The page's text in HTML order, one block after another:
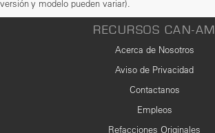
versión y modelo pueden variar).
RECURSOS CAN-AM
Acerca de Nosotros
Aviso de Privacidad
Contactanos
Empleos
Refacciones Originales